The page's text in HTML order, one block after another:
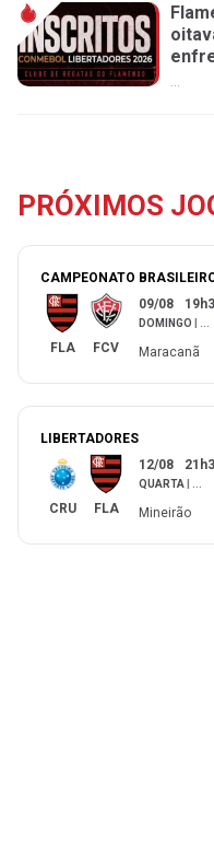
PRÓXIMOS
CAMPEONATO
FLA FCV
09/08
DOMINGO
Maracanã
LIBERTADORES
CRU FLA
12/08
QUARTA
Mineirão